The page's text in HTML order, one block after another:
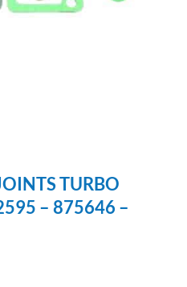
TURBO
– 875646 –